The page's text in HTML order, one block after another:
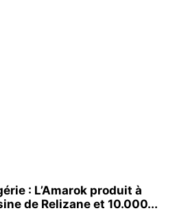
: L’Amarok produit à
de Relizane et 10.000...